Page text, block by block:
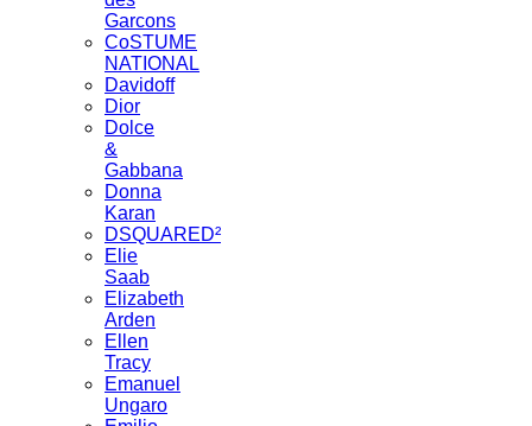
Garcons
CoSTUME
NATIONAL
Davidoff
Dior
Dolce
&
Gabbana
Donna
Karan
DSQUARED²
Elie
Saab
Elizabeth
Arden
Ellen
Tracy
Emanuel
Ungaro